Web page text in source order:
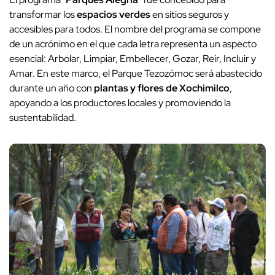
transformar losespacios verdesen sitios seguros y
accesibles para todos. El nombre del programa se compone
de un acrónimo en el que cada letra representa un aspecto
esencial: Arbolar, Limpiar, Embellecer, Gozar, Reír, Incluir y
Amar. En este marco, el Parque Tezozómoc será abastecido
durante un año conplantas y flores de Xochimilco,
apoyando a los productores locales y promoviendo la
sustentabilidad.